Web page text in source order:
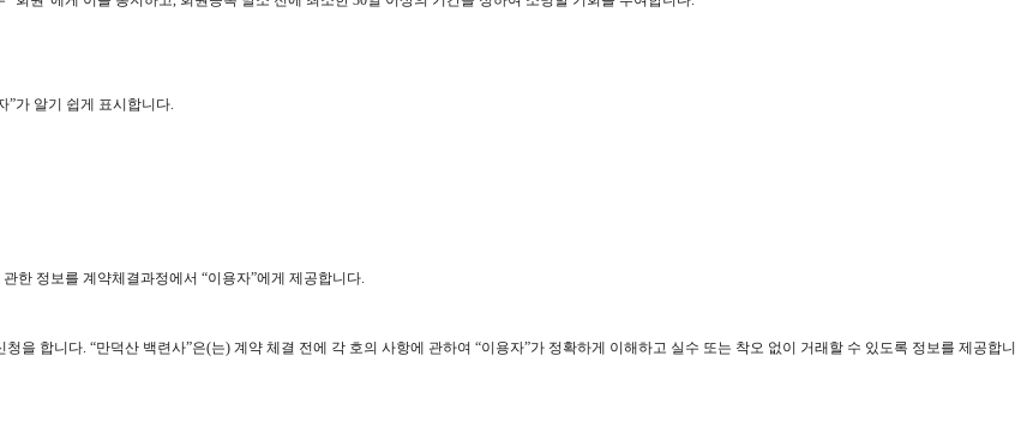
”가 알기 쉽게 표시합니다.
한 정보를 계약체결과정에서 “이용자”에게 제공합니다.
을 합니다. “만덕산 백련사”은(는) 계약 체결 전에 각 호의 사항에 관하여 “이용자”가 정확하게 이해하고 실수 또는 착오 없이 거래할 수 있도록 정보를 제공합니